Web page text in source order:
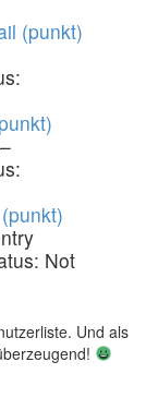
(punkt)
Not
Und als